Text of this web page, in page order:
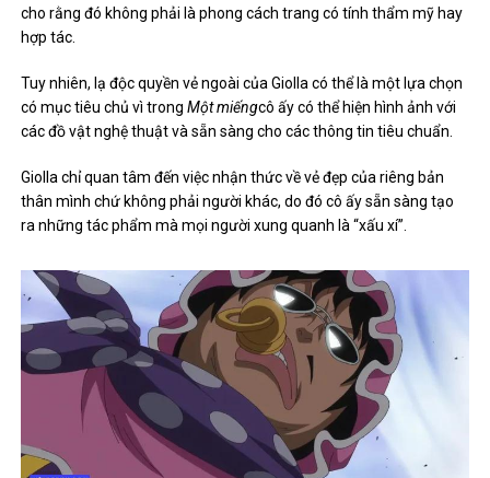
cho rằng đó không phải là phong cách trang có tính thẩm mỹ hay
hợp tác.
Tuy nhiên, lạ độc quyền vẻ ngoài của Giolla có thể là một lựa chọn
có mục tiêu chủ vì trongMột miếngcô ấy có thể hiện hình ảnh với
các đồ vật nghệ thuật và sẵn sàng cho các thông tin tiêu chuẩn.
Giolla chỉ quan tâm đến việc nhận thức về vẻ đẹp của riêng bản
thân mình chứ không phải người khác, do đó cô ấy sẵn sàng tạo
ra những tác phẩm mà mọi người xung quanh là “xấu xí”.